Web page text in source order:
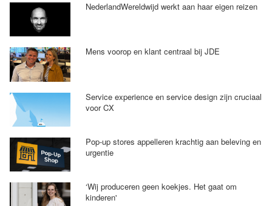
NederlandWereldwijd werkt aan haar eigen reizen
Mens voorop en klant centraal bij JDE
Service experience en service design zijn cruciaal
voor CX
Pop-up stores appelleren krachtig aan beleving en
urgentie
‘Wij produceren geen koekjes. Het gaat om
kinderen'